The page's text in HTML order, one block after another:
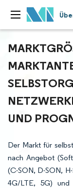
ETZWERKE
ND
Der Markt für
nach Angebot
(C-SON, D-SON,
4G/LTE, 5G) und